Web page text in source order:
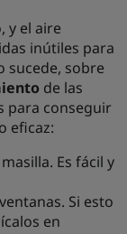
y el aire
inútiles para
sucede, sobre
de las
para conseguir
eficaz:
Es fácil y
Si esto
en